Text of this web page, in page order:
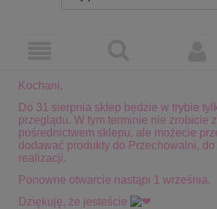
Kochani,
Do 31 sierpnia sklep będzie w trybie
przeglądu. W tym terminie nie zrobicie
pośrednictwem sklepu, ale możecie
dodawać produkty do Przechowalni,
realizacji.
Ponowne otwarcie nastąpi 1 września.
Dziękuję, że jesteście